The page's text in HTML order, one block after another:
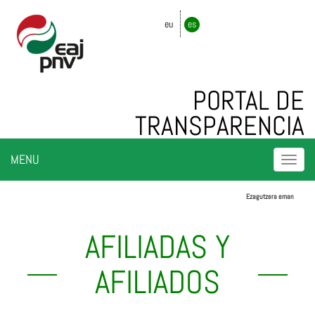
eu es
PORTAL DE
TRANSPARENCIA
MENU
Ezagutzera eman
AFILIADAS Y
AFILIADOS